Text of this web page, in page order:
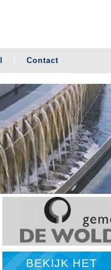
Contact
BEKIJK HET